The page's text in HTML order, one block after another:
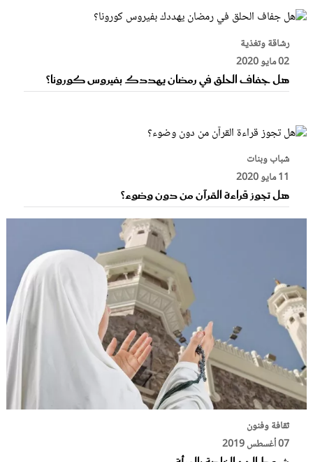
رشاقة وتغذية
02 مايو 2020
هل جفاف الحلق في رمضان يهددك بفيروس كورونا؟
شباب وبنات
11 مايو 2020
هل تجوز قراءة القرآن من دون وضوء؟
ثقافة وفنون
07 أغسطس 2019